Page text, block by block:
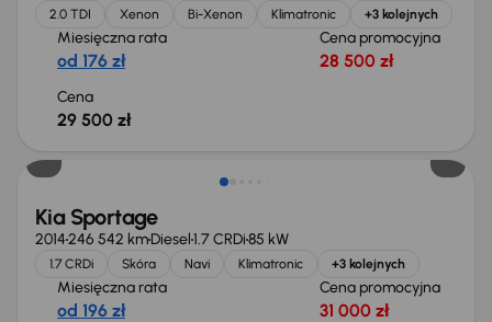
2.0 TDI Xenon Bi-Xenon Klimatronic +3 kolejnych
Miesięczna rata
od 176 zł
Cena promocyjna
28 500 zł
Cena
29 500 zł
Kia Sportage
2014246 542 kmDiesel1.7 CRDi85 kW
1.7 CRDi Skóra Navi Klimatronic +3 kolejnych
Miesięczna rata
od 196 zł
Cena promocyjna
31 000 zł